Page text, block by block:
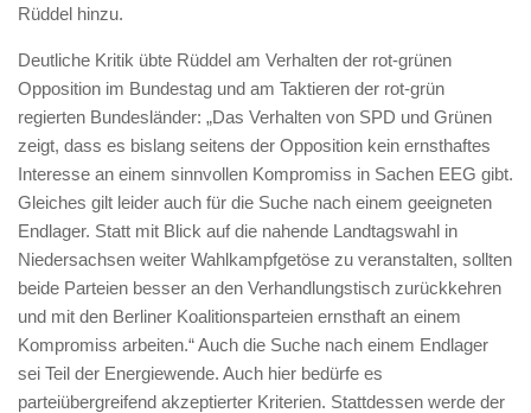
Rüddel hinzu.
Deutliche Kritik übte Rüddel am Verhalten der rot-grünen
Opposition im Bundestag und am Taktieren der rot-grün
regierten Bundesländer: „Das Verhalten von SPD und Grünen
zeigt, dass es bislang seitens der Opposition kein ernsthaftes
Interesse an einem sinnvollen Kompromiss in Sachen EEG gibt.
Gleiches gilt leider auch für die Suche nach einem geeigneten
Endlager. Statt mit Blick auf die nahende Landtagswahl in
Niedersachsen weiter Wahlkampfgetöse zu veranstalten, sollten
beide Parteien besser an den Verhandlungstisch zurückkehren
und mit den Berliner Koalitionsparteien ernsthaft an einem
Kompromiss arbeiten.“ Auch die Suche nach einem Endlager
sei Teil der Energiewende. Auch hier bedürfe es
parteiübergreifend akzeptierter Kriterien. Stattdessen werde der